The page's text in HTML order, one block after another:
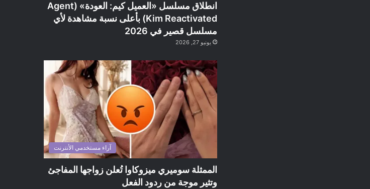
انطلاق مسلسل «العميل كيم: العودة» (Agent
Kim Reactivated) بأعلى نسبة مشاهدة لأي
مسلسل قصير في 2026
يونيو 27, 2026
آراء مستخدمي الأنترنت
الممثلة سوميري ميزوكاوا تُعلن زواجها المفاجئ
وتثير موجة من ردود الفعل